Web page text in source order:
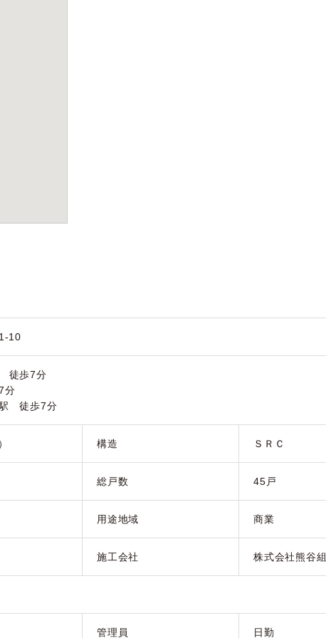
10
徒歩7分
分
徒歩7分
構造 ＳＲＣ
総戸数 45戸
用途地域 商業
施工会社 株式会社熊谷組
管理員 日勤